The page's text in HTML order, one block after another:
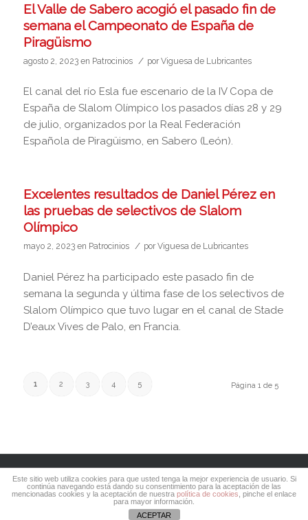
El Valle de Sabero acogió el pasado fin de
semana el Campeonato de España de
Piragüismo
agosto 2, 2023 en Patrocinios / porViguesa de Lubricantes
El canal del río Esla fue escenario de la IV Copa de
España de Slalom Olímpico los pasados días 28 y 29
de julio, organizados por la Real Federación
Española de Piragüismo, en Sabero (León).
Excelentes resultados de Daniel Pérez en
las pruebas de selectivos de Slalom
Olímpico
mayo 2, 2023 en Patrocinios / porViguesa de Lubricantes
Daniel Pérez ha participado este pasado fin de
semana la segunda y última fase de los selectivos de
Slalom Olímpico que tuvo lugar en el canal de Stade
D’eaux Vives de Palo, en Francia.
Página 1 de 5
1 2 3 4 5
© Copyright 2017 Viguesa de Lubricantes todos los
derechos reservados[Aviso Legal / LOPD]|Diseño y
desarrollo N8 Comunicación
Este sitio web utiliza cookies para que usted tenga la mejor experiencia de usuario. Si
continúa navegando está dando su consentimiento para la aceptación de las
mencionadas cookies y la aceptación de nuestra política de cookies , pinche el enlace
para mayor información.
ACEPTAR